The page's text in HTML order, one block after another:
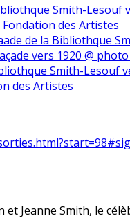
des Artistes
vers 1920 @
des Artistes
et Jeanne Smith, le